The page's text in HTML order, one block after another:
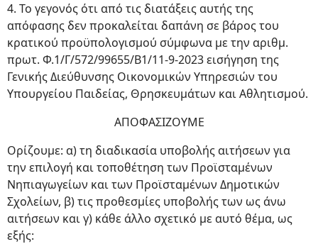
4. Το γεγονός ότι από τις διατάξεις αυτής της
απόφασης δεν προκαλείται δαπάνη σε βάρος του
κρατικού προϋπολογισμού σύμφωνα με την αριθμ.
πρωτ. Φ.1/Γ/572/99655/Β1/11-9-2023 εισήγηση της
Γενικής Διεύθυνσης Οικονομικών Υπηρεσιών του
Υπουργείου Παιδείας, Θρησκευμάτων και Αθλητισμού.
ΑΠΟΦΑΣΙΖΟΥΜΕ
Ορίζουμε: α) τη διαδικασία υποβολής αιτήσεων για
την επιλογή και τοποθέτηση των Προϊσταμένων
Νηπιαγωγείων και των Προϊσταμένων Δημοτικών
Σχολείων, β) τις προθεσμίες υποβολής των ως άνω
αιτήσεων και γ) κάθε άλλο σχετικό με αυτό θέμα, ως
εξής: